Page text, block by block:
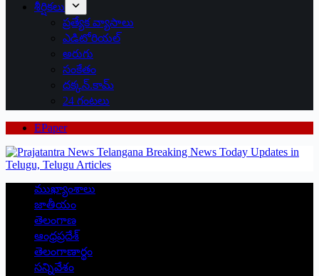
శీర్షికలు
ప్రత్యేక వ్యాసాలు
ఎడిటోరియల్
అరుగు
సంకేతం
దక్కన్.కామ్
24 గంటలు
EPaper
ముఖ్యాంశాలు
జాతీయం
తెలంగాణ
ఆంధ్రప్రదేశ్
తెలంగాణార్థం
సన్నివేశం